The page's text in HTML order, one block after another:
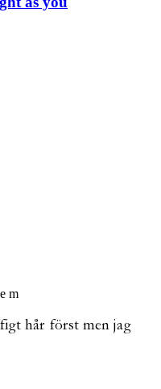
m
hår först men jag